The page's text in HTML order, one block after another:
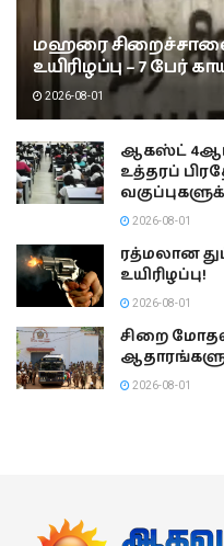
மஹரை
உயிரிழப்பு – 7 பேர்
2026-08-01
ஆகஸ்ட் 4ஆம்
உத்தரப்
2026-08-01
ரத்மலான
உயிரிழப்பு!
2026-08-01
சிறை
2026-08-01